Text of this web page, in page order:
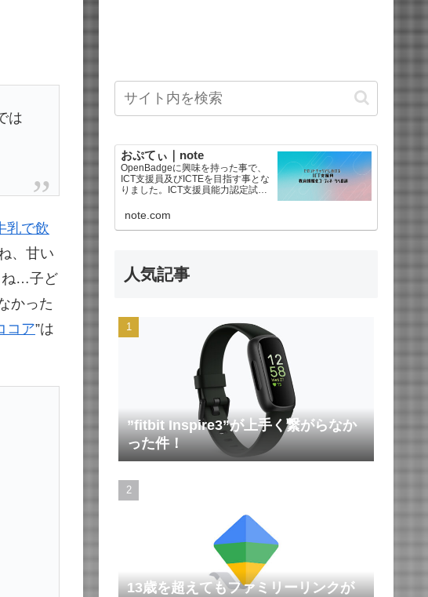
は
乳で飲
、甘い
ね…子ど
かった
コア”は
おぷてぃ｜note
OpenBadgeに興味を持った事で、
ICT支援員及びICTEを目指す事とな
りました。ICT支援員能力認定試験
コーディネータ3級を2026年に合格
【海外ドラマ感想文】もあるよ^
note.com
人気記事
”fitbit Inspire3”が上手く繋がらなか
った件！
13歳を超えてもファミリーリンクが